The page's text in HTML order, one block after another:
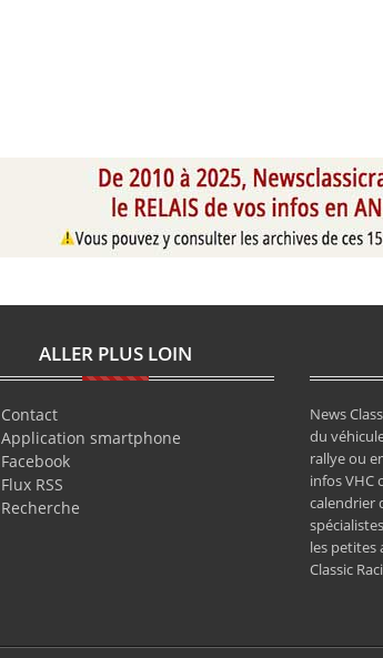
ALLER PLUS LOIN
Contact
Application smartphone
Facebook
Flux RSS
Recherche
News
du
rallye ou
infos VHC
calendrier
les petites
Classic